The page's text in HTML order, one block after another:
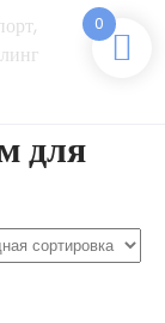
для
0